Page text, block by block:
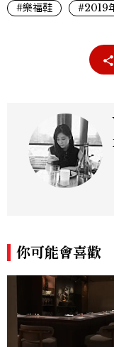
#樂福鞋 #2019
你可能會喜歡